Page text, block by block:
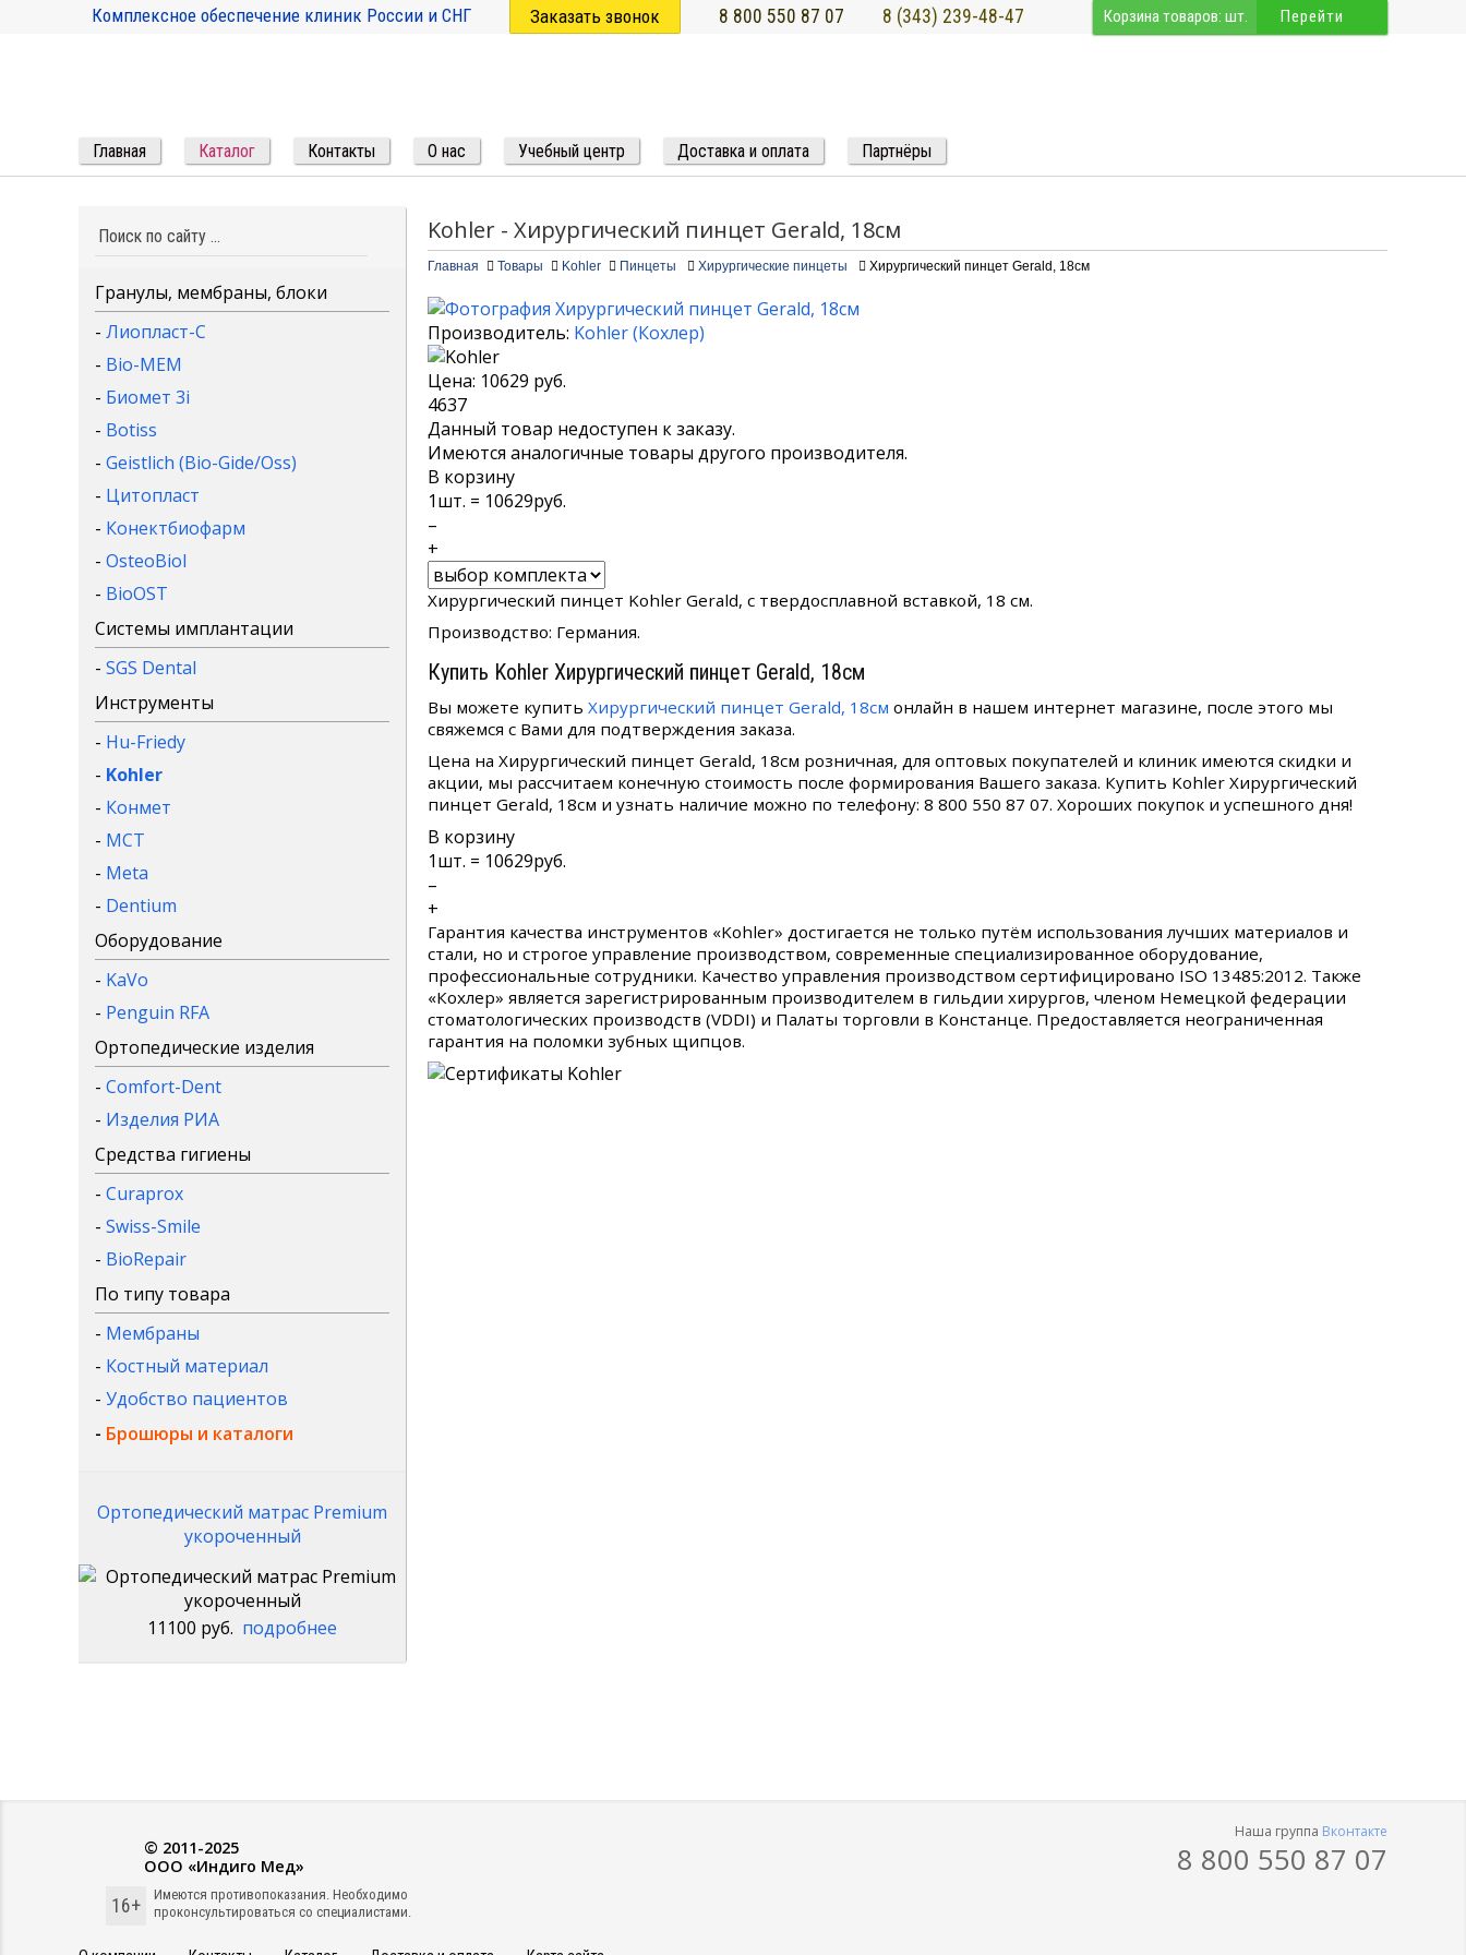
Перейти
Корзина товаров: шт.
Комплексное обеспечение клиник России и СНГ Заказать звонок 8 800 550 87 07 8 (343) 239-48-47
Главная Каталог Контакты О нас Учебный центр Доставка и оплата Партнёры
Kohler - Хирургический пинцет Gerald, 18см
Главная Товары Kohler Пинцеты Хирургические пинцеты Хирургический пинцет Gerald, 18см
Производитель: Kohler(Кохлер)
Цена: 10629 руб.
4637
Данный товар недоступен к заказу.
Имеются аналогичные товары другого производителя.
В корзину
1шт. = 10629руб.
–
+
Хирургический пинцет Kohler Gerald, с твердосплавной вставкой, 18 см.
Производство: Германия.
Купить Kohler Хирургический пинцет Gerald, 18см
Вы можете купить Хирургический пинцет Gerald, 18см онлайн в нашем интернет магазине, после этого мы
свяжемся с Вами для подтверждения заказа.
Цена на Хирургический пинцет Gerald, 18см розничная, для оптовых покупателей и клиник имеются скидки и
акции, мы рассчитаем конечную стоимость после формирования Вашего заказа. Купить Kohler Хирургический
пинцет Gerald, 18см и узнать наличие можно по телефону: 8 800 550 87 07. Хороших покупок и успешного дня!
В корзину
1шт. = 10629руб.
–
+
Гарантия качества инструментов «Kohler» достигается не только путём использования лучших материалов и
стали, но и строгое управление производством, современные специализированное оборудование,
профессиональные сотрудники. Качество управления производством сертифицировано ISO 13485:2012. Также
«Кохлер» является зарегистрированным производителем в гильдии хирургов, членом Немецкой федерации
стоматологических производств (VDDI) и Палаты торговли в Констанце. Предоставляется неограниченная
гарантия на поломки зубных щипцов.
Гранулы, мембраны, блоки
- Лиопласт-С
- Bio-MEM
- Биомет 3i
- Botiss
- Geistlich (Bio-Gide/Oss)
- Цитопласт
- Конектбиофарм
- OsteoBiol
- BioOST
Системы имплантации
- SGS Dental
Инструменты
- Hu-Friedy
- Kohler
- Конмет
- MCT
- Meta
- Dentium
Оборудование
- KaVo
- Penguin RFA
Ортопедические изделия
- Comfort-Dent
- Изделия РИА
Средства гигиены
- Curaprox
- Swiss-Smile
- BioRepair
По типу товара
- Мембраны
- Костный материал
- Удобство пациентов
- Брошюры и каталоги
Ортопедический матрас Premium
укороченный
11100 руб. подробнее
Наша группа Вконтакте
8 800 550 87 07
© 2011-2025
ООО «Индиго Мед»
16+
Имеются противопоказания. Необходимо
проконсультироваться со специалистами.